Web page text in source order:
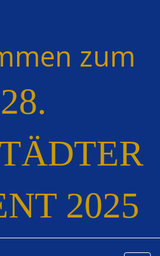
zum
28.
2025